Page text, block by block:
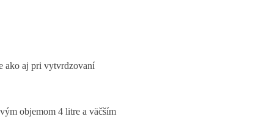
ako aj pri vytvrdzovaní
objemom 4 litre a väčším